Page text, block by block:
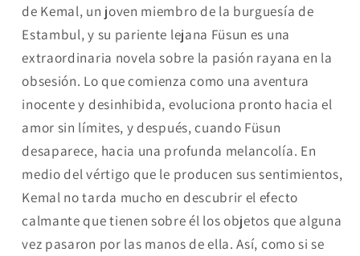
de Kemal, un joven miembro de la burguesía de
Estambul, y su pariente lejana Füsun es una
extraordinaria novela sobre la pasión rayana en la
obsesión. Lo que comienza como una aventura
inocente y desinhibida, evoluciona pronto hacia el
amor sin límites, y después, cuando Füsun
desaparece, hacia una profunda melancolía. En
medio del vértigo que le producen sus sentimientos,
Kemal no tarda mucho en descubrir el efecto
calmante que tienen sobre él los objetos que alguna
vez pasaron por las manos de ella. Así, como si se